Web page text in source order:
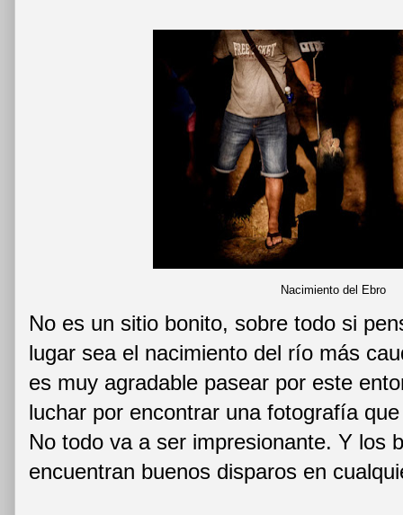
Nacimiento del Ebro
No es un sitio bonito, sobre todo si
lugar sea el nacimiento del río más
es muy agradable pasear por este
luchar por encontrar una fotografía
No todo va a ser impresionante. Y los
encuentran buenos disparos en